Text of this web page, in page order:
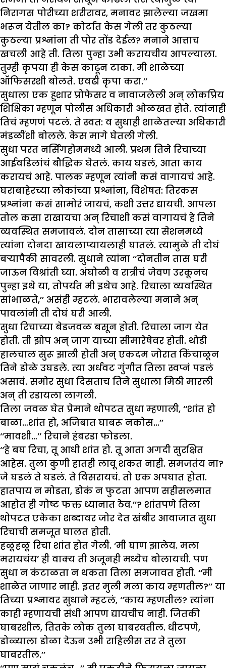
निरागस पोरीच्या शरीरावर, मनावर झालेल्या जखमा
भरून येतील का? कोर्टात केस गेली तर कुठल्या
कुठल्या प्रश्नांना ती पोर तोंड देईल? मनाने आत्ताच
खचली आहे ती. तिला पुन्हा उभी करायचीय आपल्याला.
तुम्ही कृपया ही केस काढून टाका. मी शाळेच्या
ऑफिसरशी बोलते. एवढी कृपा करा.’’
सुधाला एक हुशार प्रोफेसर व नावाजलेली अन् लोकप्रिय
शिक्षिका म्हणून पोलीस अधिकारी ओळखत होते. त्यांनाही
तिचं म्हणणं पटलं. ते स्वत: व सुधाही शाळेतल्या अधिकारी
मंडळींशी बोलले. केस मागे घेतली गेली.
सुधा परत नर्सिंगहोममध्ये आली. प्रथम तिने रिचाच्या
आईवडिलांचं बौद्धिक घेतलं. काय घडलं, आता काय
करायचं आहे. पालक म्हणून त्यांनी कसं वागायचं आहे.
घराबाहेरच्या लोकांच्या प्रश्नांना, विशेषत: तिरकस
प्रश्नांना कसं सामोरं जायचं, कशी उत्तर द्यायची. आपला
तोल कसा राखायचा अन् रिचाशी कसं वागायचं हे तिने
व्यवस्थित समजावलं. दोन तासाच्या त्या सेशनमध्ये
त्यांना दोनदा खायलाप्यायलाही घातलं. त्यामुळे ती दोघं
बऱ्यापैकी सावरली. सुधाने त्यांना ‘‘दोनतीन तास घरी
जाऊन विश्रांती घ्या. अंघोळी व रात्रीचं जेवण उरकूनच
पुन्हा इथे या, तोपर्यंत मी इथेच आहे. रिचाला व्यवस्थित
सांभाळते,’’ असंही म्हटलं. भारावलेल्या मनाने अन्
पावलांनी ती दोघं घरी आली.
सुधा रिचाच्या बेडजवळ बसून होती. रिचाला जाग येत
होती. ती झोप अन् जाग याच्या सीमारेषेवर होती. थोडी
हालचाल सुरू झाली होती अन् एकदम जोरात किंचाळून
तिने डोळे उघडले. त्या अर्धवट गुंगीत तिला स्वप्नं पडलं
असावं. समोर सुधा दिसताच तिने सुधाला मिठी मारली
अन् ती रडायला लागली.
तिला जवळ घेत प्रेमाने थोपटत सुधा म्हणाली, ‘‘शांत हो
बाळा…शांत हो, अजिबात घाबरू नकोस…’’
‘‘मावशी…’’ रिचाने हंबरडा फोडला.
‘‘हे बघ रिचा, तू आधी शांत हो. तू आता अगदी सुरक्षित
आहेस. तुला कुणी हातही लावू शकत नाही. समजतंय ना?
जे घडलं ते घडलं. ते विसरायचं. तो एक अपघात होता.
हातपाय न मोडता, डोकं न फुटता आपण सहीसलमात
आहोत ही गोष्ट फक्त ध्यानात ठेव.’’? शांतपणे तिला
थोपटत एकेका शब्दावर जोर देत खंबीर आवाजात सुधा
रिचाची समजूत घालत होती.
हळूहळू रिचा शांत होत गेली. ‘मी घाण झालेय. मला
मरायचंय’ ही वाक्य ती अजूनही मध्येच बोलायची. पण
सुधा न कंटाळता न थकता तिला समजावत होती. ‘‘मी
शाळेत जाणार नाही. इतर मुली मला काय म्हणतील?’’ या
तिच्या प्रश्नावर सुधाने म्हटलं, ‘‘काय म्हणतील? त्यांना
काही म्हणायची संधी आपण द्यायचीच नाही. जितकी
घाबरशील, तितके लोक तुला घाबरवतील. धीटपणे,
डोळ्याला डोळा देऊन उभी राहिलीस तर ते तुला
घाबरतील.’’